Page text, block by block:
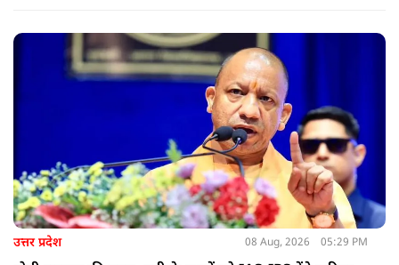
उत्तर प्रदेश 08 Aug, 2026 05:29 PM